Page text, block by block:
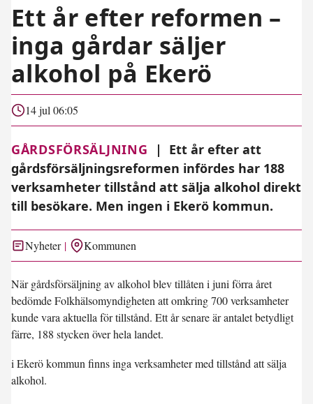
Ett år efter reformen –
inga gårdar säljer
alkohol på Ekerö
14 jul 06:05
GÅRDSFÖRSÄLJNING |
Ett år efter att
gårdsförsäljningsreformen infördes har 188
verksamheter tillstånd att sälja alkohol direkt
till besökare. Men ingen i Ekerö kommun.
Nyheter Kommunen
När gårdsförsäljning av alkohol blev tillåten i juni förra året
bedömde Folkhälsomyndigheten att omkring 700 verksamheter
kunde vara aktuella för tillstånd. Ett år senare är antalet betydligt
färre, 188 stycken över hela landet.
i Ekerö kommun finns inga verksamheter med tillstånd att sälja
alkohol.